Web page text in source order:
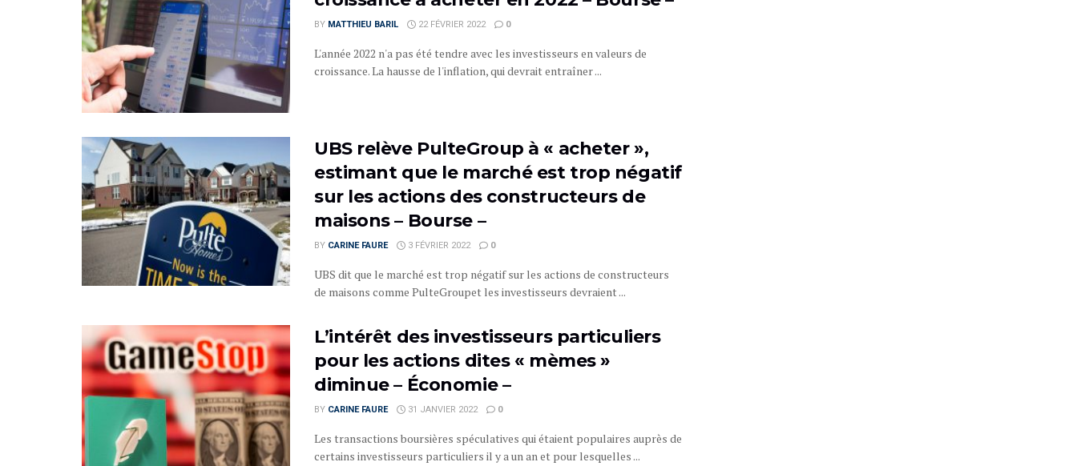
BY MATTHIEU BARIL 22 FÉVRIER 2022 0
L'année 2022 n'a pas été tendre avec les investisseurs en valeurs de
croissance. La hausse de l'inflation, qui devrait entraîner ...
UBS relève PulteGroup à « acheter »,
estimant que le marché est trop négatif
sur les actions des constructeurs de
maisons – Bourse –
BY CARINE FAURE 3 FÉVRIER 2022 0
UBS dit que le marché est trop négatif sur les actions de constructeurs
de maisons comme PulteGroupet les investisseurs devraient ...
L’intérêt des investisseurs particuliers
pour les actions dites « mèmes »
diminue – Économie –
BY CARINE FAURE 31 JANVIER 2022 0
Les transactions boursières spéculatives qui étaient populaires auprès de
certains investisseurs particuliers il y a un an et pour lesquelles ...